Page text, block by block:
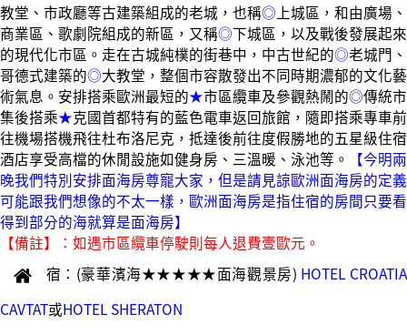
教堂、市政廳等古建築組成的老城，也稱◎上城區，和由廣場、
商業區、歌劇院組成的新區，又稱◎下城區，以及戰後發展起來
的現代化市區。走在古城純樸的街巷中，中古世紀的◎老城門、
哥德式建築的◎大教堂，整個市容散發出不同時期濃郁的文化藝
術氣息。安排搭乘歐洲最短的★市區纜車及參觀熱鬧的◎傳統市
集後搭乘★克國首都特有的藍色電車返回旅館，隨即搭乘專車前
往機場搭機飛往杜布洛尼克，抵達後前往度假勝地的五星級住宿
酒店享受高檔的休閒設施如健身房、三溫暖、泳池等。
【今明兩
晚我們特別安排面海房尊寵大家，但是請見諒歐洲面海房的定義
可能跟我們想像的不太一樣，歐洲面海房是指住宿的房間只要看
得到部分的海就算是面海房】
【備註】：如遇市區纜車停駛則每人退費壹歐元。
宿：(豪華濱海★★★★★面海觀景房) HOTEL CROATIA
CAVTAT或HOTEL SHERATON